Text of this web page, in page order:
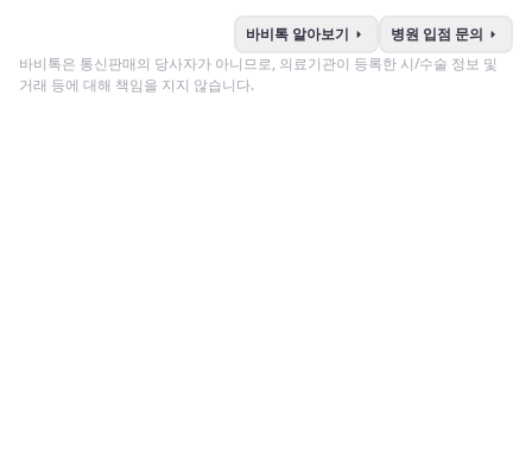
바비톡 알아보기 arrow_right 병원 입점 문의 arrow_right
바비톡은 통신판매의 당사자가 아니므로, 의료기관이 등록한 시/수술 정보 및
거래 등에 대해 책임을 지지 않습니다.